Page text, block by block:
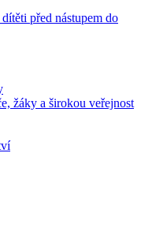
před nástupem do
žáky a širokou veřejnost